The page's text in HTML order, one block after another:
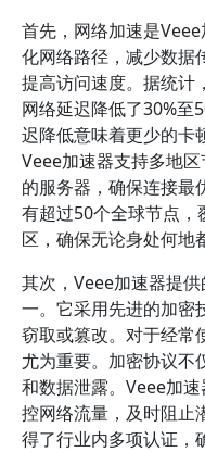
首先，网络加速是
化网络路径，减少数据
提高访问速度。据统计
网络延迟降低了30%至
迟降低意味着更少的卡
Veee加速器支持多地
的服务器，确保连接最
有超过50个全球节点
区，确保无论身处何地
其次，Veee加速器提
一。它采用先进的加密
窃取或篡改。对于经常
尤为重要。加密协议不
和数据泄露。Veee加
控网络流量，及时阻止
得了行业内多项认证，